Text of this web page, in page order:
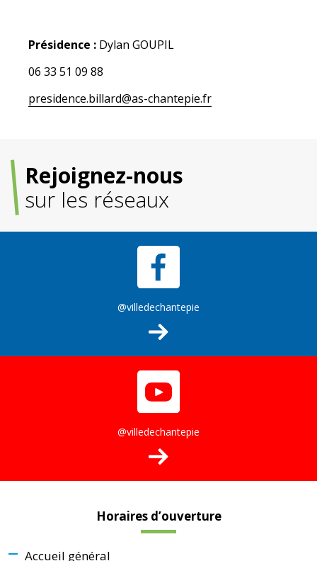
Présidence : Dylan GOUPIL
06 33 51 09 88
presidence.billard@as-chantepie.fr
Rejoignez-nous
sur les réseaux
@villedechantepie
@villedechantepie
Horaires d’ouverture
Accueil général